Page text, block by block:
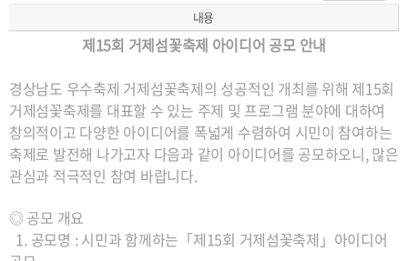
내용
제15회 거제섬꽃축제 아이디어 공모 안내
경상남도 우수축제 거제섬꽃축제의 성공적인 개최를 위해 제15회
거제섬꽃축제를 대표할 수 있는 주제 및 프로그램 분야에 대하여
창의적이고 다양한 아이디어를 폭넓게 수렴하여 시민이 참여하는
축제로 발전해 나가고자 다음과 같이 아이디어를 공모하오니, 많은
관심과 적극적인 참여 바랍니다.
◎ 공모 개요
1. 공모명 : 시민과 함께하는 「제15회 거제섬꽃축제」아이디어